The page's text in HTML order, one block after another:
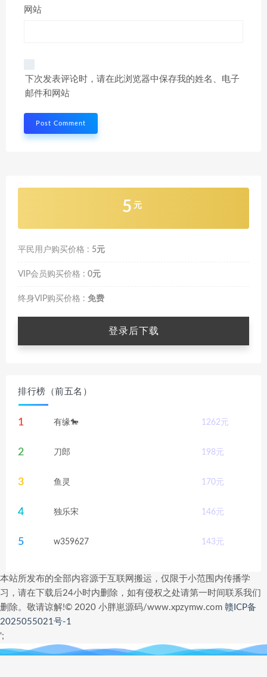
网站
下次发表评论时，请在此浏览器中保存我的姓名、电子
邮件和网站
5 元
平民用户购买价格 : 5元
VIP会员购买价格 : 0元
终身VIP购买价格 : 免费
登录后下载
排行榜（前五名）
1 有缘🐎 1262元
2 刀郎 198元
3 鱼灵 170元
4 独乐宋 146元
5 w359627 143元
本站所发布的全部内容源于互联网搬运，仅限于小范围内传播学
习，请在下载后24小时内删除，如有侵权之处请第一时间联系我们
删除。敬请谅解!© 2020 小胖崽源码/www.xpzymw.com 赣ICP备
2025055021号-1
';